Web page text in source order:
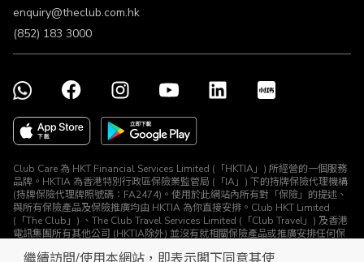
enquiry@theclub.com.hk
(852) 183 3000
Club Care 為 HKT Financial Services Limited (「HKTIA」) 所經營的一個服務
品牌。HKTIA 為香港特別行政區保險業監管局 (「IA」) 下的持牌保險代理機構
(持牌保險代理牌照號碼：FA2474)。使用於此網站內所有對「保險」的提述、
與所有保險產品及保險推廣均由 HKTIA 為你直接安排。Club HKT Limited
(「The Club」) 、The Club Travel Services Limited (「Club Travel」) 及香港
電訊集團所有其他公司 (HKTIA除外) 並沒有就相關保險產品或推廣安排任何保